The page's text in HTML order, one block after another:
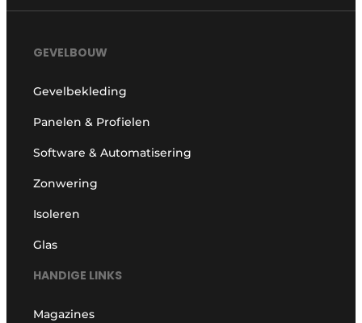
GEVELBOUW
Gevelbekleding
Panelen & Profielen
Software & Automatisering
Zonwering
Isoleren
Glas
HANDIGE LINKS
Magazines